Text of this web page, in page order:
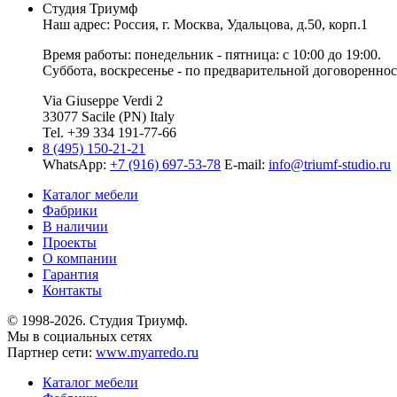
Студия Триумф
Наш адрес: Россия, г. Москва, Удальцова, д.50, корп.1
Время работы: понедельник - пятница: с 10:00 до 19:00.
Суббота, воскресенье - по предварительной
Via Giuseppe Verdi 2
33077 Sacile (PN) Italy
Tel. +39 334 191-77-66
8 (495) 150-21-21
WhatsApp: +7 (916) 697-53-78 E-mail: info@triumf-studio.ru
Каталог мебели
Фабрики
В наличии
Проекты
О компании
Гарантия
Контакты
© 1998-2026. Студия Триумф.
Мы в социальных сетях
Партнер сети: www.myarredo.ru
Каталог мебели